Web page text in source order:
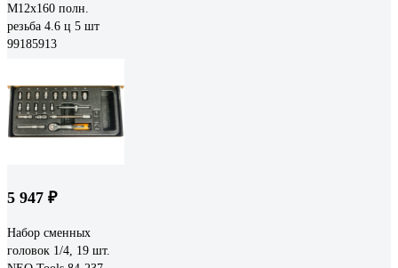
М12х160 полн.
резьба 4.6 ц 5 шт
99185913
5 947 ₽
Набор сменных
головок 1/4, 19 шт.